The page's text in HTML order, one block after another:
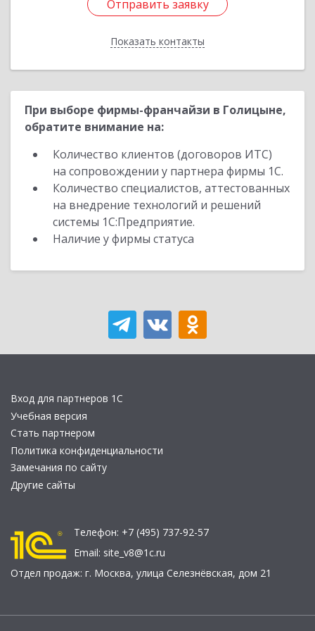
Отправить заявку
Показать контакты
Отправить заявку
Назад
При выборе фирмы-франчайзи в Голицыне,
обратите внимание на:
Количество клиентов (договоров ИТС)
на сопровождении у партнера фирмы 1С.
Количество специалистов, аттестованных
на внедрение технологий и решений
системы 1С:Предприятие.
Наличие у фирмы статуса
Вход для партнеров 1С
Учебная версия
Стать партнером
Политика конфиденциальности
Замечания по сайту
Другие сайты
Телефон: +7 (495) 737-92-57
Email: site_v8@1c.ru
Отдел продаж: г. Москва, улица Селезнёвская, дом 21